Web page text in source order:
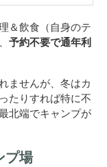
＆飲食（自身のテ
予約不要で通年利
ませんが、冬はカ
たりすれば特に不
北端でキャンプが
プ場